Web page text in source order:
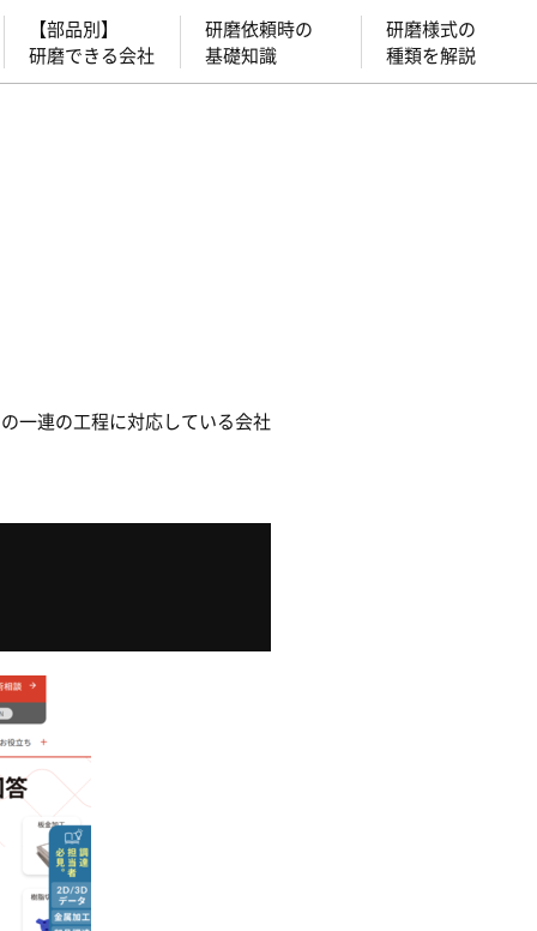
【部品別】
研磨できる会社
研磨依頼時の
基礎知識
研磨様式の
種類を解説
一連の工程に対応している会社